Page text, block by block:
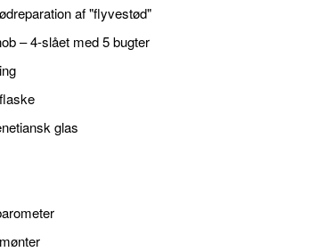
af "flyvestød"
– 4-slået med 5 bugter
glas